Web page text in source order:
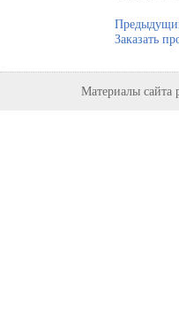
Заказать
Материалы сайта